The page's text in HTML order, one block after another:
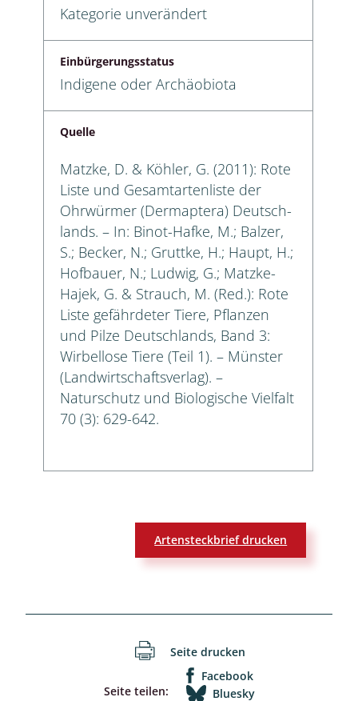
Kategorie unverändert
Einbürgerungsstatus
Indigene oder Archäobiota
Quelle
Matzke, D. & Köhler, G. (2011): Rote
Liste und Gesamtartenliste der
Ohrwürmer (Dermaptera) Deutsch­
lands. – In: Binot-Hafke, M.; Balzer,
S.; Becker, N.; Gruttke, H.; Haupt, H.;
Hofbauer, N.; Ludwig, G.; Matzke-
Hajek, G. & Strauch, M. (Red.): Rote
Liste gefährdeter Tiere, Pflanzen
und Pilze Deutschlands, Band 3:
Wirbellose Tiere (Teil 1). – Münster
(Landwirtschaftsverlag). –
Naturschutz und Biologische Vielfalt
70 (3): 629-642.
Artensteckbrief drucken
Seite drucken
Seite teilen:
Facebook
Bluesky